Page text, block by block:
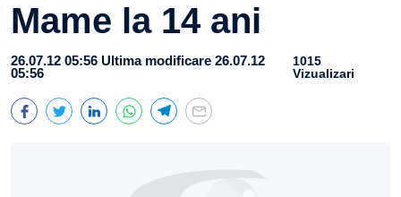
Mame la 14 ani
26.07.12 05:56 Ultima modificare 26.07.12
05:56
1015
Vizualizari